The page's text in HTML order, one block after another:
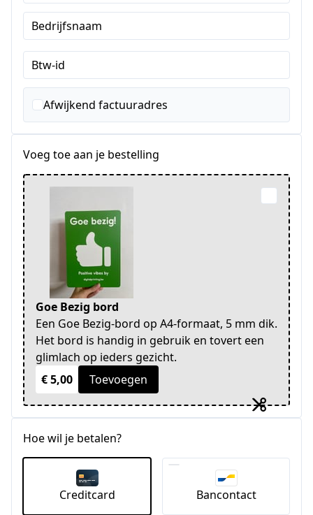
Staten
+1
Bedrijfsnaam
Btw-id
Afwijkend factuuradres
Voeg toe aan je bestelling
Goe Bezig bord
Een Goe Bezig-bord op A4-formaat, 5 mm dik.
Het bord is handig in gebruik en tovert een
glimlach op ieders gezicht.
€ 5,00
Toevoegen
Hoe wil je betalen?
Creditcard Bancontact